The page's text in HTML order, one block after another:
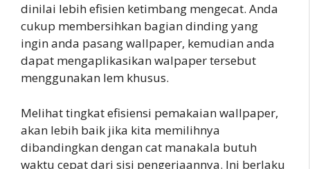
dinilai lebih efisien ketimbang mengecat. Anda
cukup membersihkan bagian dinding yang
ingin anda pasang wallpaper, kemudian anda
dapat mengaplikasikan walpaper tersebut
menggunakan lem khusus.
Melihat tingkat efisiensi pemakaian wallpaper,
akan lebih baik jika kita memilihnya
dibandingkan dengan cat manakala butuh
waktu cepat dari sisi pengerjaannya. Ini berlaku